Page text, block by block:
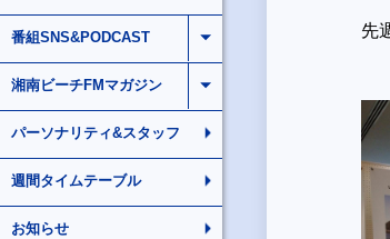
番組SNS&PODCAST
湘南ビーチFMマガジン
パーソナリティ&スタッフ
週間タイムテーブル
お知らせ
先